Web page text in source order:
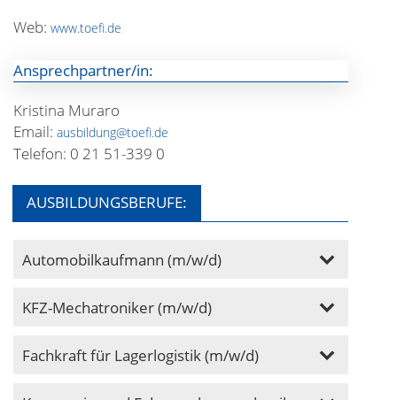
Web: www.toefi.de
Ansprechpartner/in:
Kristina Muraro
Email: ausbildung@toefi.de
Telefon: 0 21 51-339 0
AUSBILDUNGSBERUFE:
Automobilkaufmann (m/w/d)
KFZ-Mechatroniker (m/w/d)
Fachkraft für Lagerlogistik (m/w/d)